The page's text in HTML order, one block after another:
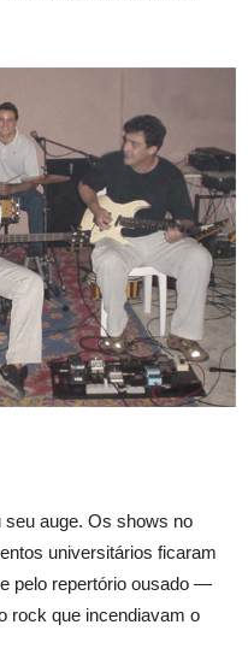
seu auge. Os shows no
universitários ficaram
pelo repertório ousado —
rock que incendiavam o